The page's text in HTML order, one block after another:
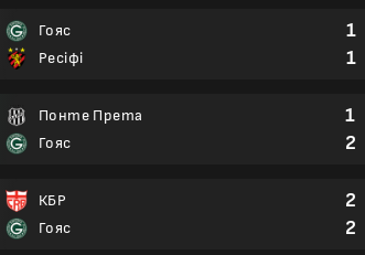
Гояс
Ресіфі
1
1
Понте Прета
Гояс
1
2
КБР
Гояс
2
2